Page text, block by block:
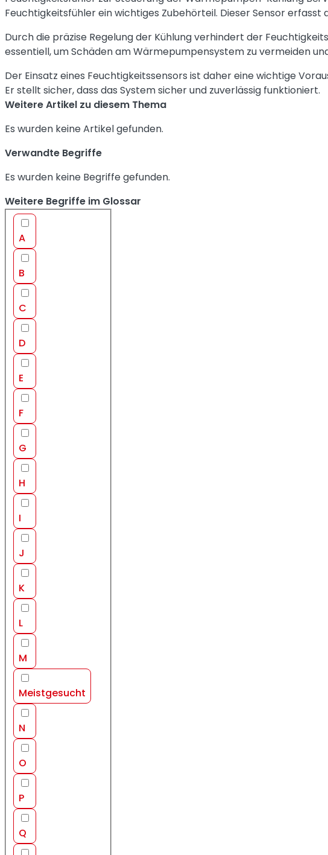
Feuchtigkeitsfühler ein wichtiges Zubehörteil. Dieser Sensor
Durch die präzise Regelung der Kühlung verhindert der
essentiell, um Schäden am Wärmepumpensystem zu vermeiden
Der Einsatz eines Feuchtigkeitssensors ist daher eine wichtige
Er stellt sicher, dass das System sicher und zuverlässig funktioniert.
Weitere Artikel zu diesem Thema
Es wurden keine Artikel gefunden.
Verwandte Begriffe
Es wurden keine Begriffe gefunden.
Weitere Begriffe im Glossar
A
B
C
D
E
F
G
H
I
J
K
L
M
Meistgesucht
N
O
P
Q